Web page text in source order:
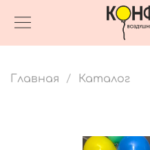
Главная Каталог